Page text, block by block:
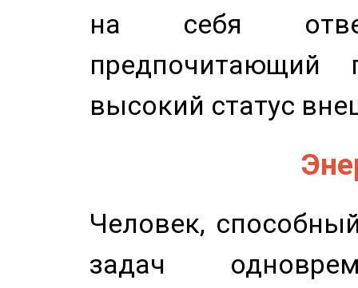
на себя
предпочитающий
высокий статус
Человек,
задач